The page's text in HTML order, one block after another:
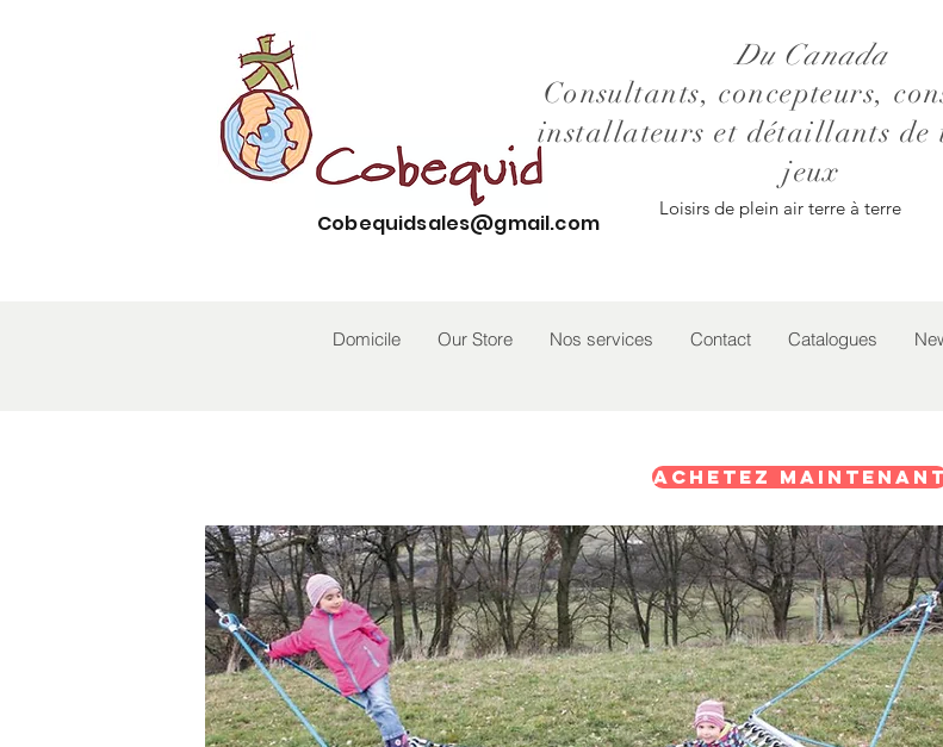
Du Canada
Consultants, concepteurs,
installateurs et détaillants de
jeux
Loisirs de plein air terre à terre
Cobequidsales@gmail.com
Domicile Our Store Nos services Contact Catalogues
Achetez